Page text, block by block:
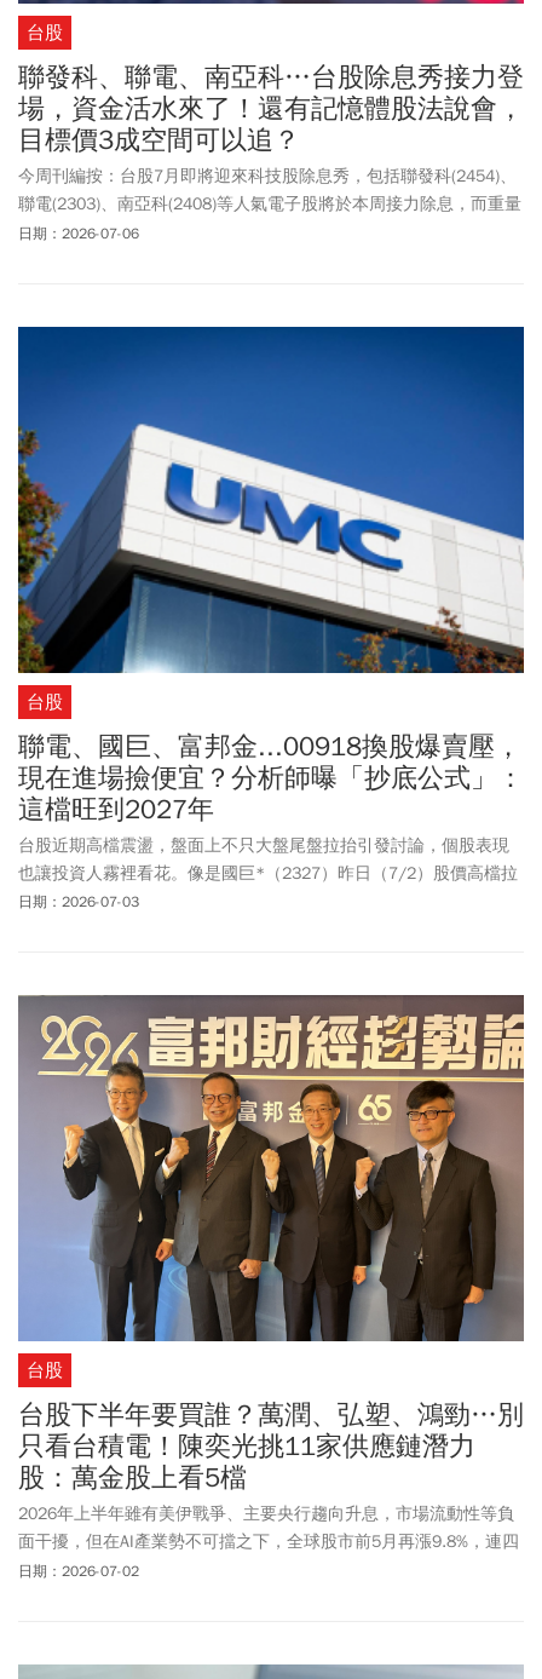
台股
聯發科、聯電、南亞科…台股除息秀接力登
場，資金活水來了！還有記憶體股法說會，
目標價3成空間可以追？
今周刊編按：台股7月即將迎來科技股除息秀，包括聯發科(2454)、
聯電(2303)、南亞科(2408)等人氣電子股將於本周接力除息，而重量
級權值股台積電也將在7月9日發放股息。除了電子股之外，富邦金
日期：2026-07-06
台股
聯電、國巨、富邦金...00918換股爆賣壓，
現在進場撿便宜？分析師曝「抄底公式」：
這檔旺到2027年
台股近期高檔震盪，盤面上不只大盤尾盤拉抬引發討論，個股表現
也讓投資人霧裡看花。像是國巨*（2327）昨日（7/2）股價高檔拉
回、聯電（2303）盤中一度賣壓沉重，金融股中的模範生國泰金、
也讓投資人直覺聯想到：這些個股近日走弱，是否正是ETF換股賣壓
所造成？不過，ETF換股真的會讓個股一路跌嗎？摩爾投顧分析師謝
明哲在《錢線百分百》節目中指出，投資人不必只看到「被剔除」
就恐慌，因為真正該看的不是ETF有沒有賣，而是兩件事：第一，賣
壓規模有多大；第二，股價原本的技術型態是強還是弱。究竟被ETF
剔除的股票能不能撿便宜？哪些情況是機會，哪些又是陷阱？
日期：2026-07-03
台股
台股下半年要買誰？萬潤、弘塑、鴻勁…別
只看台積電！陳奕光挑11家供應鏈潛力
股：萬金股上看5檔
2026年上半年雖有美伊戰爭、主要央行趨向升息，市場流動性等負
面干擾，但在AI產業勢不可擋之下，全球股市前5月再漲9.8%，連四
年走揚，漲幅更超越黃金、白銀與債市。
日期：2026-07-02